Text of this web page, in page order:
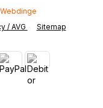
/ AVG Sitemap
Webdinge